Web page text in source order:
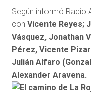
Según informó Radio
con Vicente Reyes;
Vásquez, Jonathan
Pérez, Vicente
Julián Alfaro
Alexander Aravena.